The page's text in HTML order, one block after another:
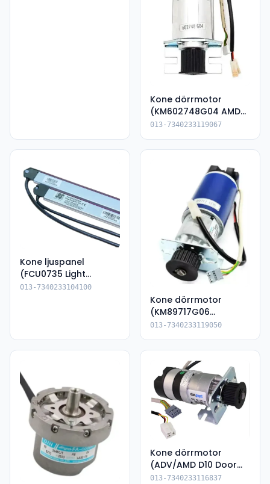
Kone dörrmotor
(KM602748G04 AMD
G-DRIVE 1.5 )
013-7340233119067
Kone ljuspanel
(FCU0735 Light
Curtain 1860mm)
013-7340233104100
Kone dörrmotor
(KM89717G06
ADVC1/AMD13 D1)
013-7340233119050
Kone dörrmotor
(ADV/AMD D10 Door
motor L open OEM
013-7340233116837